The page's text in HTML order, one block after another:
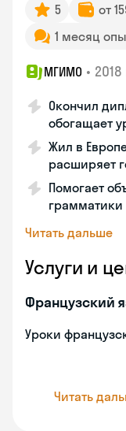
5
от
1 месяц
МГИМО • 2018
Окончил
обогащает
Жил в
расширяет
Помогает
Читать дальше
Услуги и
Французский
Уроки
Читать